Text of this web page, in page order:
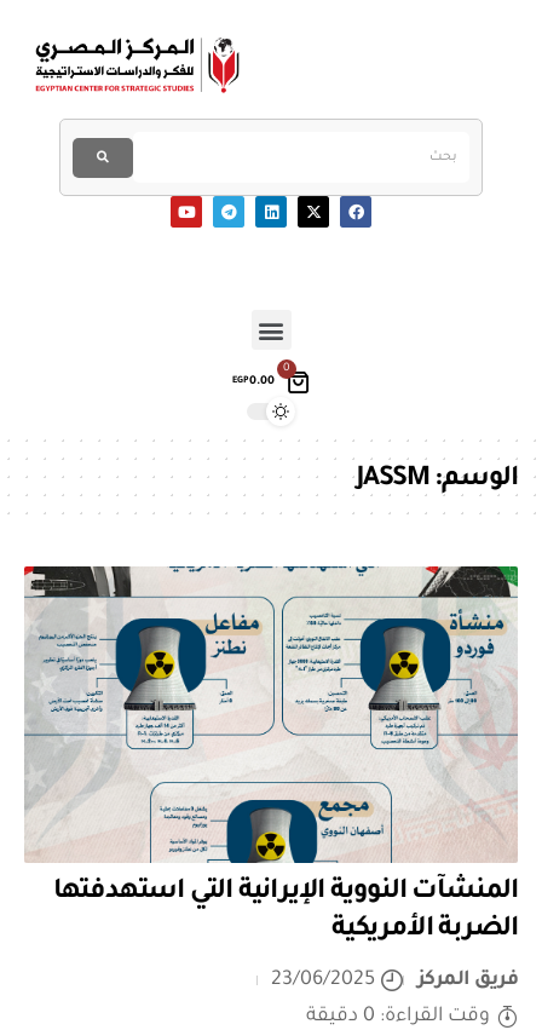
0
EGP0.00
الوسم:JASSM
المنشآت النووية الإيرانية التي استهدفتها
الضربة الأمريكية
فريق المركز
23/06/2025
وقت القراءة: 0 دقيقة